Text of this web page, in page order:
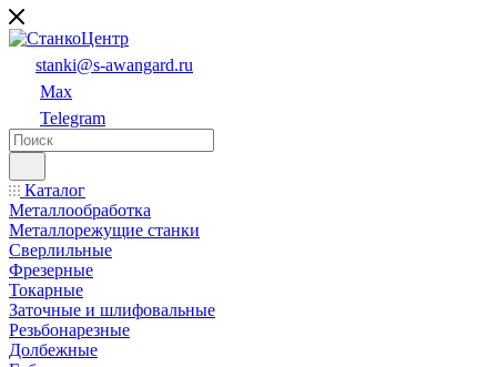
stanki@s-awangard.ru
Max
Telegram
Каталог
Металлообработка
Металлорежущие станки
Сверлильные
Фрезерные
Токарные
Заточные и шлифовальные
Резьбонарезные
Долбежные